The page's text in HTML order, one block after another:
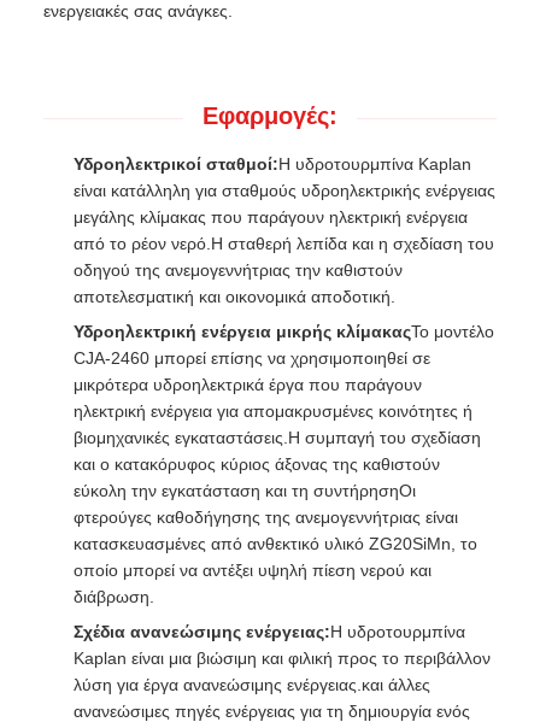
ενεργειακές σας ανάγκες.
Εφαρμογές:
Υδροηλεκτρικοί σταθμοί:Η υδροτουρμπίνα Kaplan
είναι κατάλληλη για σταθμούς υδροηλεκτρικής ενέργειας
μεγάλης κλίμακας που παράγουν ηλεκτρική ενέργεια
από το ρέον νερό.Η σταθερή λεπίδα και η σχεδίαση του
οδηγού της ανεμογεννήτριας την καθιστούν
αποτελεσματική και οικονομικά αποδοτική.
Υδροηλεκτρική ενέργεια μικρής κλίμακαςΤο μοντέλο
CJA-2460 μπορεί επίσης να χρησιμοποιηθεί σε
μικρότερα υδροηλεκτρικά έργα που παράγουν
ηλεκτρική ενέργεια για απομακρυσμένες κοινότητες ή
βιομηχανικές εγκαταστάσεις.Η συμπαγή του σχεδίαση
και ο κατακόρυφος κύριος άξονας της καθιστούν
εύκολη την εγκατάσταση και τη συντήρησηΟι
φτερούγες καθοδήγησης της ανεμογεννήτριας είναι
κατασκευασμένες από ανθεκτικό υλικό ZG20SiMn, το
οποίο μπορεί να αντέξει υψηλή πίεση νερού και
διάβρωση.
Σχέδια ανανεώσιμης ενέργειας:Η υδροτουρμπίνα
Kaplan είναι μια βιώσιμη και φιλική προς το περιβάλλον
λύση για έργα ανανεώσιμης ενέργειας.και άλλες
ανανεώσιμες πηγές ενέργειας για τη δημιουργία ενός